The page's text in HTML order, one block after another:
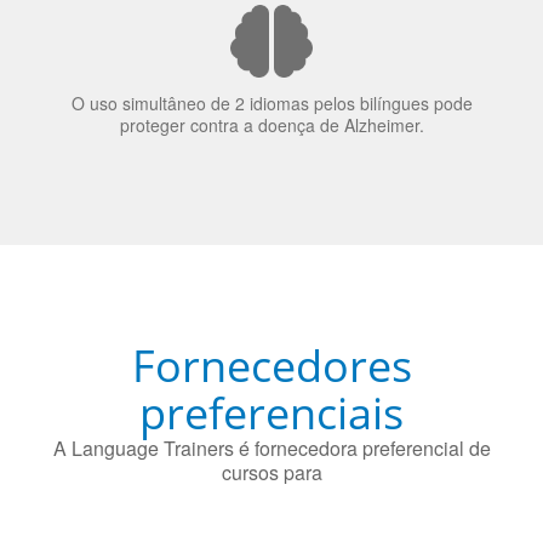
O uso simultâneo de 2 idiomas pelos bilíngues pode
proteger contra a doença de Alzheimer.
Fornecedores
preferenciais
A Language Trainers é fornecedora preferencial de
cursos para